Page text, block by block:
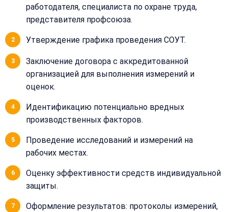
работодателя, специалиста по охране труда,
представителя профсоюза.
Утверждение графика проведения СОУТ.
Заключение договора с аккредитованной
организацией для выполнения измерений и
оценок.
Идентификацию потенциально вредных
производственных факторов.
Проведение исследований и измерений на
рабочих местах.
Оценку эффективности средств индивидуальной
защиты.
Оформление результатов: протоколы измерений,
Получить расчёт
Или
позвоните
+7
(499)
995-